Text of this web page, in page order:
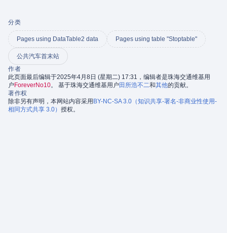
分类
Pages using DataTable2 data Pages using table "Stoptable"
公共汽车首末站
作者
此页面最后编辑于2025年4月8日 (星期二) 17:31，编辑者是珠海交通维基用
户 ForeverNo10。 基于珠海交通维基用户 田所浩不二和其他的贡献。
著作权
除非另有声明，本网站内容采用 BY-NC-SA 3.0（知识共享-署名-非商业性使用-
相同方式共享 3.0） 授权。